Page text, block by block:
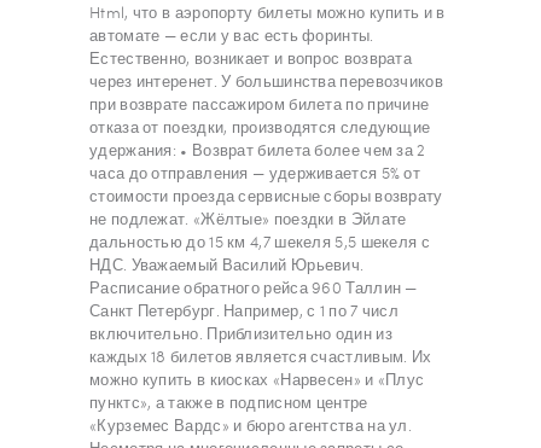
Html, что в аэропорту билеты можно купить и в
автомате — если у вас есть форинты.
Естественно, возникает и вопрос возврата
через интеренет. У большинства перевозчиков
при возврате пассажиром билета по причине
отказа от поездки, производятся следующие
удержания: • Возврат билета более чем за 2
часа до отправления — удерживается 5% от
стоимости проезда сервисные сборы возврату
не подлежат. «Жёлтые» поездки в Эйлате
дальностью до 15 км 4,7 шекеля 5,5 шекеля с
НДС. Уважаемый Василий Юрьевич.
Расписание обратного рейса 960 Таллин —
Санкт Петербург. Например, с 1 по 7 числ
включительно. Приблизительно один из
каждых 18 билетов является счастливым. Их
можно купить в киосках «Нарвесен» и «Плус
пунктс», а также в подписном центре
«Курземес Вардс» и бюро агентства на ул.